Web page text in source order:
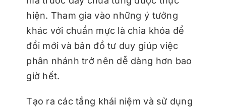
hiện. Tham gia vào những ý tưởng
khác với chuẩn mực là chìa khóa để
đổi mới và bản đồ tư duy giúp việc
phân nhánh trở nên dễ dàng hơn bao
giờ hết.
Tạo ra các tầng khái niệm và sử dụng